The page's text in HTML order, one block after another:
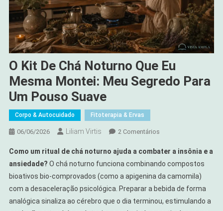
O Kit De Chá Noturno Que Eu
Mesma Montei: Meu Segredo Para
Um Pouso Suave
Corpo & Autocuidado Fitoterapia & Ervas
06/06/2026 Liliam Virtis 2 ComentáriosEm
Kit
De
Chá
Noturno
Que
Como um ritual de chá noturno ajuda a combater a insônia e a
ansiedade? O chá noturno funciona combinando compostos
bioativos bio-comprovados (como a apigenina da camomila)
com a desaceleração psicológica. Preparar a bebida de forma
analógica sinaliza ao cérebro que o dia terminou, estimulando a